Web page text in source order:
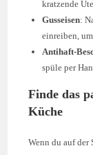
kratzende
Gusseisen:
einreiben,
Antihaft-
spüle per
Finde das
Küche
Wenn du auf der